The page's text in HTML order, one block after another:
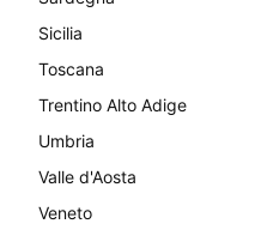
Sicilia
Toscana
Trentino Alto Adige
Umbria
Valle d'Aosta
Veneto